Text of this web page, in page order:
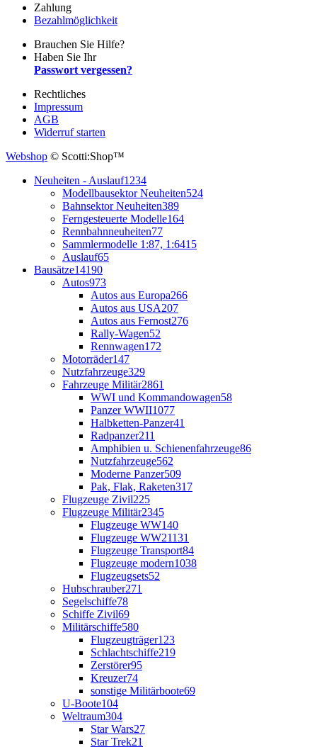
Zahlung
Bezahlmöglichkeit
Brauchen Sie Hilfe?
Haben Sie Ihr
Passwort vergessen?
Rechtliches
Impressum
AGB
Widerruf starten
Webshop © Scotti:Shop™
Neuheiten - Auslauf1234
Modellbausektor Neuheiten524
Bahnsektor Neuheiten389
Ferngesteuerte Modelle164
Rennbahnneuheiten77
Sammlermodelle 1:87, 1:6415
Auslauf65
Bausätze14190
Autos973
Autos aus Europa266
Autos aus USA207
Autos aus Fernost276
Rally-Wagen52
Rennwagen172
Motorräder147
Nutzfahrzeuge329
Fahrzeuge Militär2861
WWI und Kommandowagen58
Panzer WWII1077
Halbketten-Panzer41
Radpanzer211
Amphibien u. Schienenfahrzeuge86
Nutzfahrzeuge562
Moderne Panzer509
Pak, Flak, Raketen317
Flugzeuge Zivil225
Flugzeuge Militär2345
Flugzeuge WW140
Flugzeuge WW21131
Flugzeuge Transport84
Flugzeuge modern1038
Flugzeugsets52
Hubschrauber271
Segelschiffe78
Schiffe Zivil69
Militärschiffe580
Flugzeugträger123
Schlachtschiffe219
Zerstörer95
Kreuzer74
sonstige Militärboote69
U-Boote104
Weltraum304
Star Wars27
Star Trek21